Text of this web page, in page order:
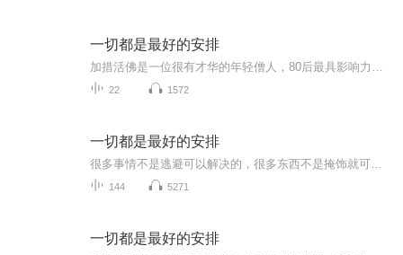
一切都是最好的安排
22 1572
一切都是最好的安排
144 5271
一切都是最好的安排